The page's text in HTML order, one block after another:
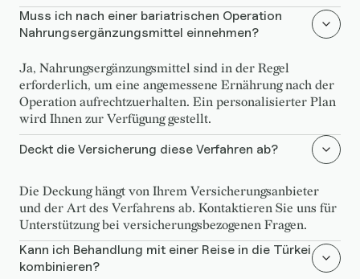
Muss ich nach einer bariatrischen Operation
Nahrungsergänzungsmittel einnehmen?
Ja, Nahrungsergänzungsmittel sind in der Regel
erforderlich, um eine angemessene Ernährung nach der
Operation aufrechtzuerhalten. Ein personalisierter Plan
wird Ihnen zur Verfügung gestellt.
Deckt die Versicherung diese Verfahren ab?
Die Deckung hängt von Ihrem Versicherungsanbieter
und der Art des Verfahrens ab. Kontaktieren Sie uns für
Unterstützung bei versicherungsbezogenen Fragen.
Kann ich Behandlung mit einer Reise in die Türkei
kombinieren?